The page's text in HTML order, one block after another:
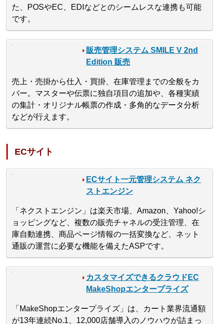
た、POSやEC、EDIなどとのシームレスな連携も可能
です。
販売管理システム SMILE V 2nd
Edition 販売
売上・売掛から仕入・買掛、在庫管理までの全般をカ
バー。マスターや伝票に独自項目の追加や、各種実績
の集計・オリジナル帳票の作成・多角的なデータ分析
などが行えます。
ECサイト
ECサイト一元管理システム ネク
ストエンジン
「ネクストエンジン」は楽天市場、Amazon、Yahoo!シ
ョッピングなど、複数の販売チャネルの受注管理、在
庫自動連携、商品ページ情報の一括変換など、ネット
通販の運営に必要な機能を備えたASPです。
カスタマイズできるクラウドEC
MakeShopエンタープライズ
「MakeShopエンタープライズ」は、カート業界流通額
が13年連続No.1、12,000店舗導入のノウハウが詰まっ